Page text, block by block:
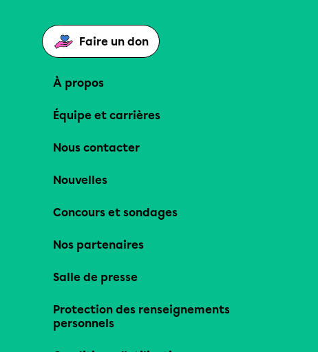
Faire un don
À propos
Équipe et carrières
Nous contacter
Nouvelles
Concours et sondages
Nos partenaires
Salle de presse
Protection des renseignements
personnels